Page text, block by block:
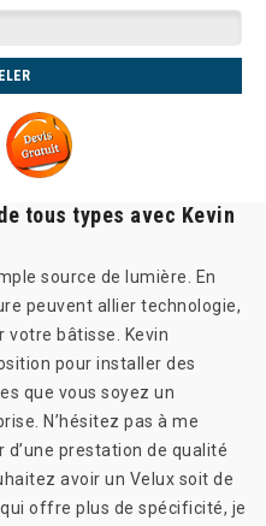
tous types avec Kevin
source de lumière. En
peuvent allier technologie,
votre bâtisse. Kevin
pour installer des
que vous soyez un
N’hésitez pas à me
prestation de qualité
avoir un Velux soit de
offre plus de spécificité, je